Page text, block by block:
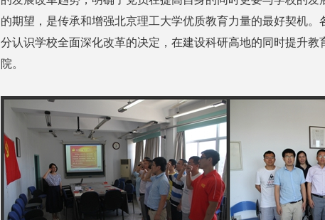
的期望，是传承和增强北京理工大学优质教育力量的最好契机
分认识学校全面深化改革的决定，在建设科研高地的同时提升
院。